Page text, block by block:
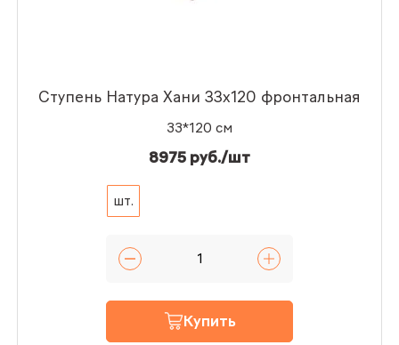
Ступень Натура Хани 33x120 фронтальная
33*120 см
8975 руб./шт
шт.
Купить